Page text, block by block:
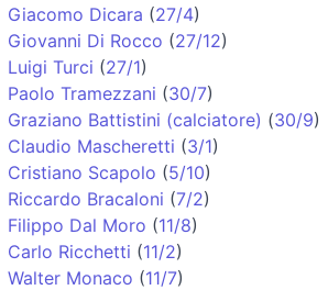
Giacomo Dicara (27/4)
Giovanni Di Rocco (27/12)
Luigi Turci (27/1)
Paolo Tramezzani (30/7)
Graziano Battistini (calciatore) (30/9)
Claudio Mascheretti (3/1)
Cristiano Scapolo (5/10)
Riccardo Bracaloni (7/2)
Filippo Dal Moro (11/8)
Carlo Ricchetti (11/2)
Walter Monaco (11/7)